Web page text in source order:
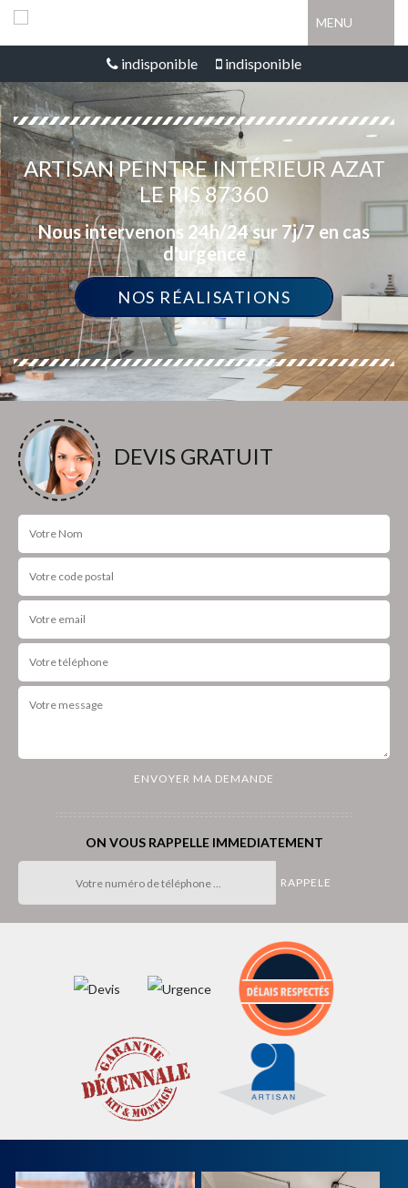
MENU
indisponible indisponible
ARTISAN PEINTRE INTÉRIEUR AZAT
LE RIS 87360
Nous intervenons 24h/24 sur 7j/7 en cas
d'urgence
NOS RÉALISATIONS
DEVIS GRATUIT
ON VOUS RAPPELLE IMMEDIATEMENT